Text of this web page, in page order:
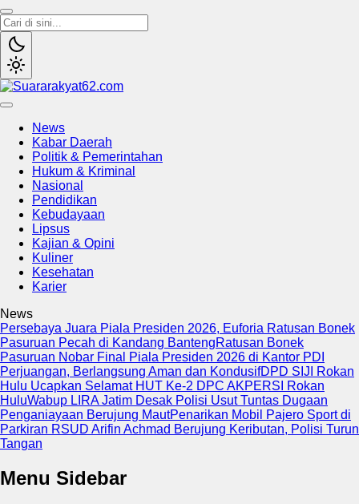
News
Kabar Daerah
Politik & Pemerintahan
Hukum & Kriminal
Nasional
Pendidikan
Kebudayaan
Lipsus
Kajian & Opini
Kuliner
Kesehatan
Karier
News
Persebaya Juara Piala Presiden 2026, Euforia Ratusan Bonek
Pasuruan Pecah di Kandang BantengRatusan Bonek
Pasuruan Nobar Final Piala Presiden 2026 di Kantor PDI
Perjuangan, Berlangsung Aman dan KondusifDPD SIJI Rokan
Hulu Ucapkan Selamat HUT Ke-2 DPC AKPERSI Rokan
HuluWabup LIRA Jatim Desak Polisi Usut Tuntas Dugaan
Penganiayaan Berujung MautPenarikan Mobil Pajero Sport di
Parkiran RSUD Arifin Achmad Berujung Keributan, Polisi Turun
Tangan
Menu Sidebar